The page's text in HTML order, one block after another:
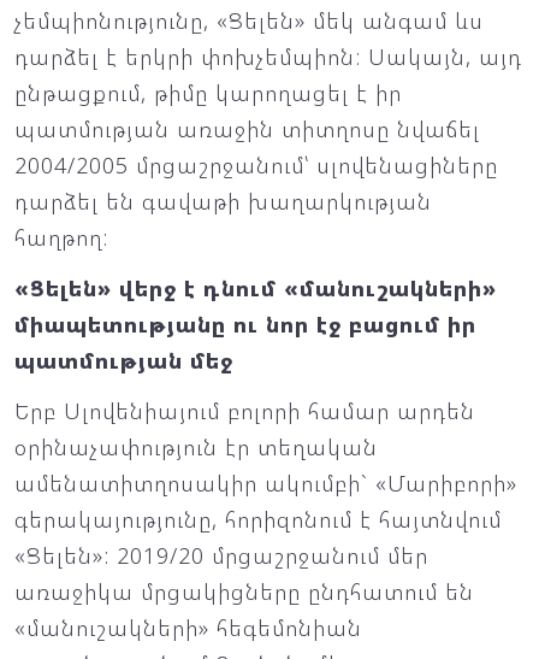
չեմպիոնությունը, «Ցելեն» մեկ անգամ ևս
դարձել է երկրի փոխչեմպիոն: Սակայն, այդ
ընթացքում, թիմը կարողացել է իր
պատմության առաջին տիտղոսը նվաճել
2004/2005 մրցաշրջանում՝ սլովենացիները
դարձել են գավաթի խաղարկության
հաղթող:
«Ցելեն» վերջ է դնում «մանուշակների»
միապետությանը ու նոր էջ բացում իր
պատմության մեջ
Երբ Սլովենիայում բոլորի համար արդեն
օրինաչափություն էր տեղական
ամենատիտղոսակիր ակումբի` «Մարիբորի»
գերակայությունը, հորիզոնում է հայտնվում
«Ցելեն»: 2019/20 մրցաշրջանում մեր
առաջիկա մրցակիցները ընդհատում են
«մանուշակների» հեգեմոնիան